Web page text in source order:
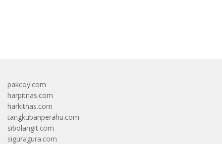
pakcoy.com
harpitnas.com
harkitnas.com
tangkubanperahu.com
sibolangit.com
siguragura.com